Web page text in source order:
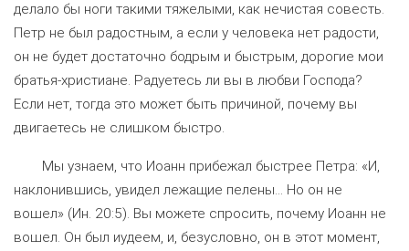
делало бы ноги такими тяжелыми, как нечистая совесть.
Петр не был радостным, а если у человека нет радости,
он не будет достаточно бодрым и быстрым, дорогие мои
братья-христиане. Радуетесь ли вы в любви Господа?
Если нет, тогда это может быть причиной, почему вы
двигаетесь не слишком быстро.
Мы узнаем, что Иоанн прибежал быстрее Петра: «И,
наклонившись, увидел лежащие пелены... Но он не
вошел» (Ин. 20:5). Вы можете спросить, почему Иоанн не
вошел. Он был иудеем, и, безусловно, он в этот момент,